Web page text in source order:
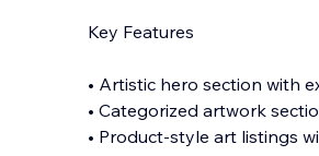
Key Features
• Artistic hero section with
• Categorized artwork
• Product-style art listings